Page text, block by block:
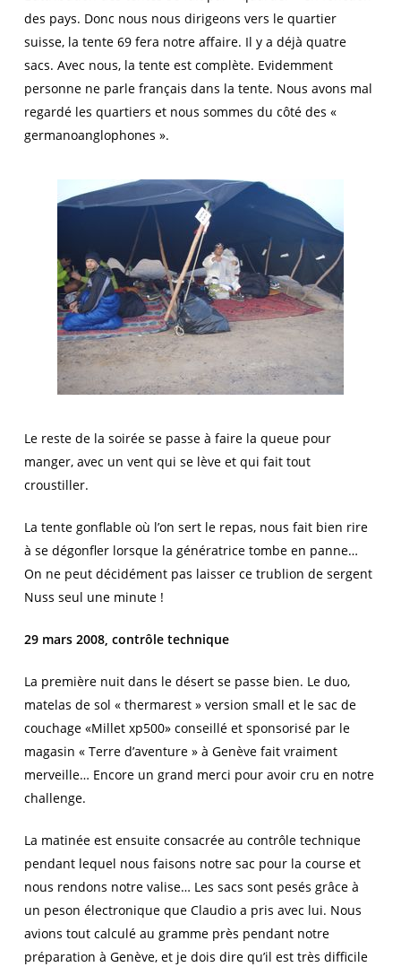
des pays. Donc nous nous dirigeons vers le quartier
suisse, la tente 69 fera notre affaire. Il y a déjà quatre
sacs. Avec nous, la tente est complète. Evidemment
personne ne parle français dans la tente. Nous avons mal
regardé les quartiers et nous sommes du côté des «
germanoanglophones ».
Le reste de la soirée se passe à faire la queue pour
manger, avec un vent qui se lève et qui fait tout
croustiller.
La tente gonflable où l’on sert le repas, nous fait bien rire
à se dégonfler lorsque la génératrice tombe en panne…
On ne peut décidément pas laisser ce trublion de sergent
Nuss seul une minute !
29 mars 2008, contrôle technique
La première nuit dans le désert se passe bien. Le duo,
matelas de sol « thermarest » version small et le sac de
couchage «Millet xp500» conseillé et sponsorisé par le
magasin « Terre d’aventure » à Genève fait vraiment
merveille… Encore un grand merci pour avoir cru en notre
challenge.
La matinée est ensuite consacrée au contrôle technique
pendant lequel nous faisons notre sac pour la course et
nous rendons notre valise… Les sacs sont pesés grâce à
un peson électronique que Claudio a pris avec lui. Nous
avions tout calculé au gramme près pendant notre
préparation à Genève, et je dois dire qu’il est très difficile